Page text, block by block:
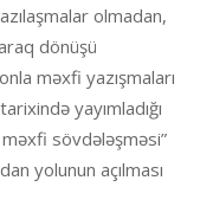
olmadan,
dönüşü
məxfi yazışmaları
yayımladığı
məxfi sövdələşməsi”
yolunun açılması